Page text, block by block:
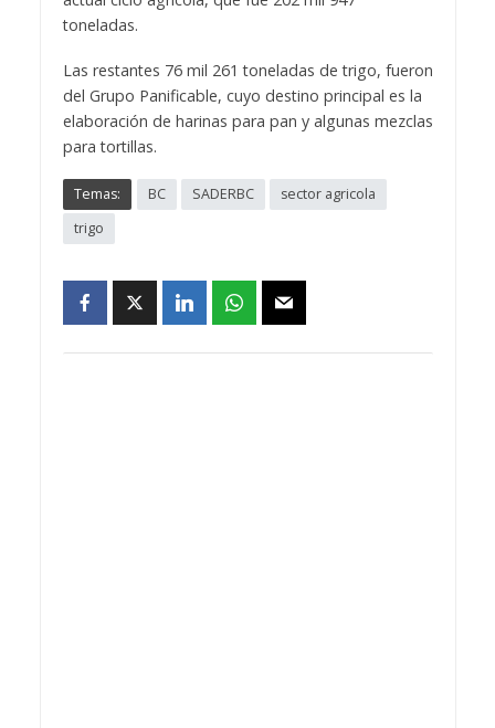
toneladas.
Las restantes 76 mil 261 toneladas de trigo, fueron
del Grupo Panificable, cuyo destino principal es la
elaboración de harinas para pan y algunas mezclas
para tortillas.
Temas: BC SADERBC
sector agricola
trigo